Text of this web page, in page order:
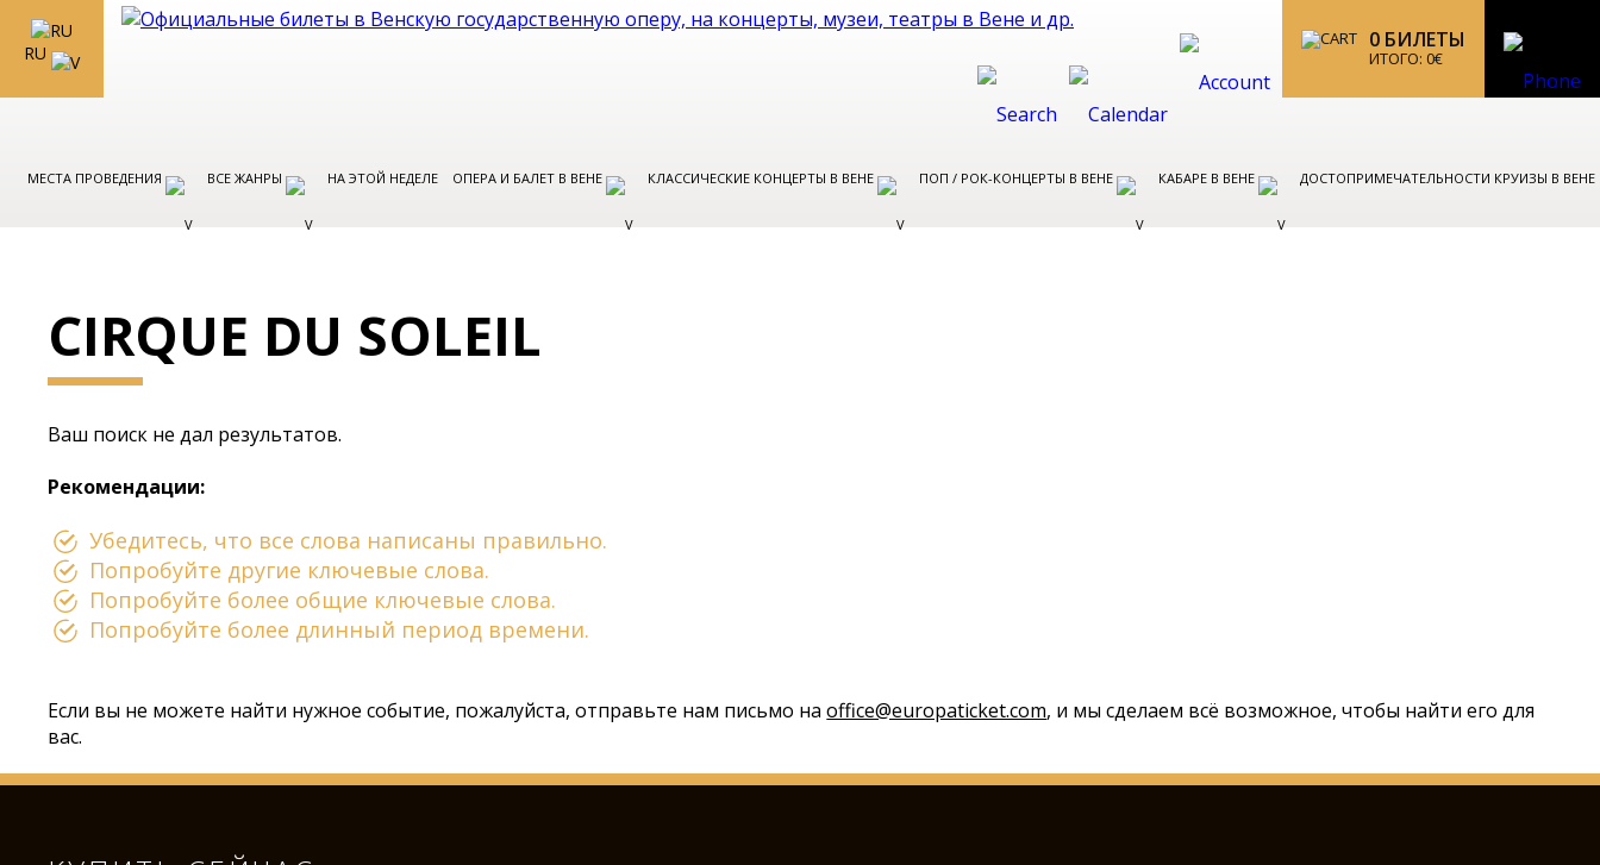
RU
0 БИЛЕТЫ
ИТОГО: 0€
МЕСТА ПРОВЕДЕНИЯ ВСЕ ЖАНРЫ НА ЭТОЙ НЕДЕЛЕ ОПЕРА И БАЛЕТ В ВЕНЕ КЛАССИЧЕСКИЕ КОНЦЕРТЫ В ВЕНЕ ПОП / РОК-КОНЦЕРТЫ В ВЕНЕ КАБАРЕ В ВЕНЕ ДОСТОПРИМЕЧАТЕЛЬНОСТИ КРУИЗЫ В ВЕНЕ
CIRQUE DU SOLEIL
Ваш поиск не дал результатов.
Рекомендации:
Убедитесь, что все слова написаны правильно.
Попробуйте другие ключевые слова.
Попробуйте более общие ключевые слова.
Попробуйте более длинный период времени.
Если вы не можете найти нужное событие, пожалуйста, отправьте нам письмо наoffice@europaticket.com, и мы сделаем всё возможное, чтобы найти его для
вас.